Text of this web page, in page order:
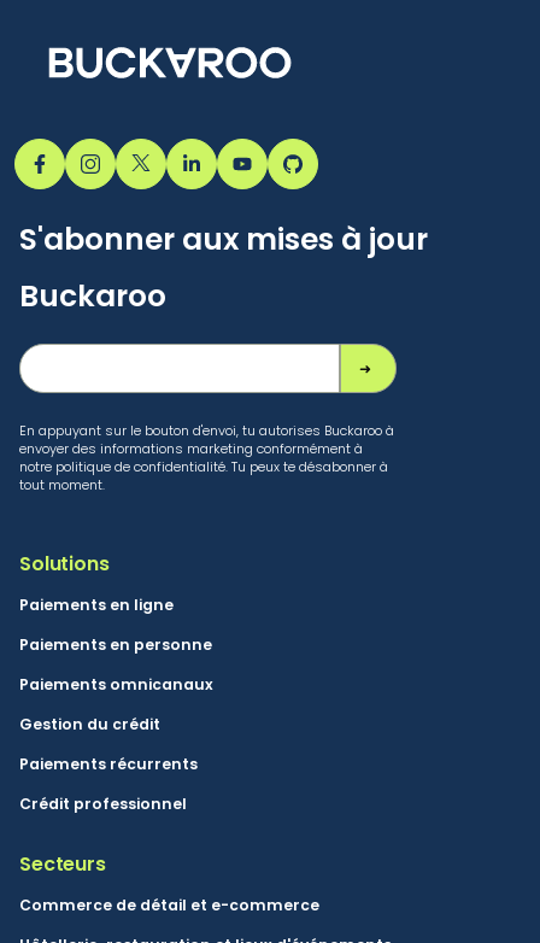
S'abonner aux mises à jour
Buckaroo
En appuyant sur le bouton d'envoi, tu autorises Buckaroo à
envoyer des informations marketing conformément à
notre politique de confidentialité. Tu peux te désabonner à
tout moment.
Solutions
Paiements en ligne
Paiements en personne
Paiements omnicanaux
Gestion du crédit
Paiements récurrents
Crédit professionnel
Secteurs
Commerce de détail et e-commerce